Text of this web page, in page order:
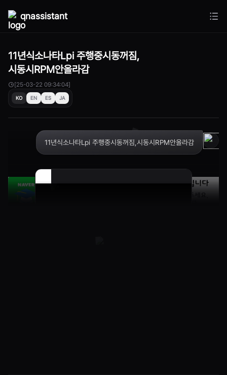
qnassistant
11년식소나타Lpi 주행중시동꺼짐,
시동시RPM안올라감
[25-03-22 09:34:04]
KO EN ES JA
11년식소나타Lpi 주행중시동꺼짐,시동시RPM안올라감